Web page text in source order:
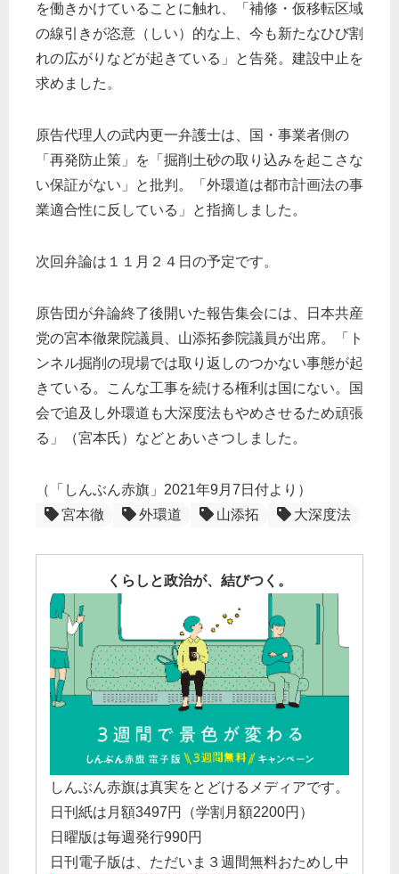
を働きかけていることに触れ、「補修・仮移転区域
の線引きが恣意（しい）的な上、今も新たなひび割
れの広がりなどが起きている」と告発。建設中止を
求めました。
原告代理人の武内更一弁護士は、国・事業者側の
「再発防止策」を「掘削土砂の取り込みを起こさな
い保証がない」と批判。「外環道は都市計画法の事
業適合性に反している」と指摘しました。
次回弁論は１１月２４日の予定です。
原告団が弁論終了後開いた報告集会には、日本共産
党の宮本徹衆院議員、山添拓参院議員が出席。「ト
ンネル掘削の現場では取り返しのつかない事態が起
きている。こんな工事を続ける権利は国にない。国
会で追及し外環道も大深度法もやめさせるため頑張
る」（宮本氏）などとあいさつしました。
（「しんぶん赤旗」2021年9月7日付より）
宮本徹
外環道 山添拓 大深度法
くらしと政治が、結びつく。
しんぶん赤旗は真実をとどけるメディアです。
日刊紙は月額3497円（学割月額2200円）
日曜版は毎週発行990円
日刊電子版は、ただいま３週間無料おためし中